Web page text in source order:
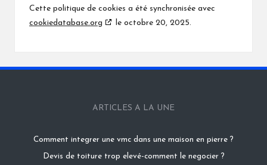
Cette politique de cookies a été synchronisée avec
cookiedatabase.org
le octobre 20, 2025.
ARTICLES A LA UNE
Comment integrer une vmc dans une maison en pierre ?
Devis de toiture trop elevé-comment le negocier ?